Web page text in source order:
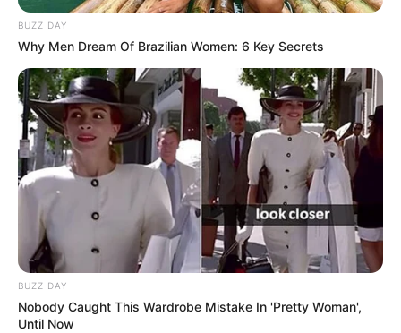
BUZZ DAY
Why Men Dream Of Brazilian Women: 6 Key Secrets
BUZZ DAY
Nobody Caught This Wardrobe Mistake In 'Pretty Woman',
Until Now